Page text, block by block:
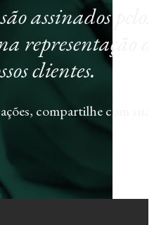
são assinados
representação
clientes.
compartilhe com